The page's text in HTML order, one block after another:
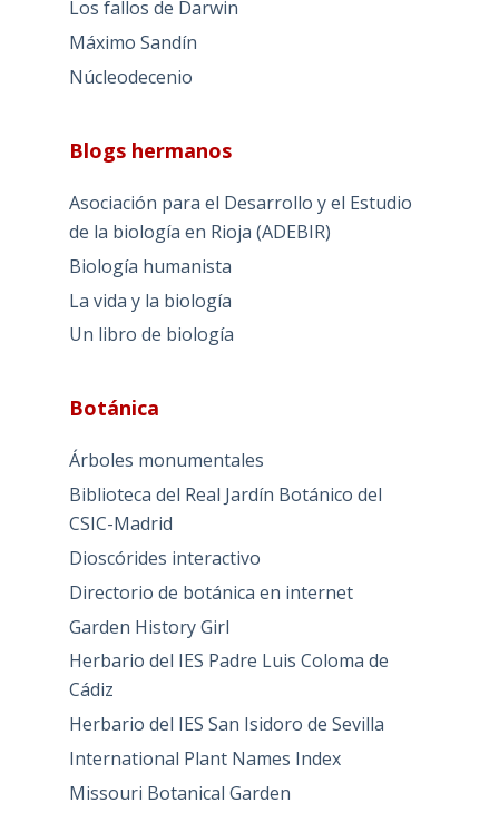
Los fallos de Darwin
Máximo Sandín
Núcleodecenio
Blogs hermanos
Asociación para el Desarrollo y el Estudio
de la biología en Rioja (ADEBIR)
Biología humanista
La vida y la biología
Un libro de biología
Botánica
Árboles monumentales
Biblioteca del Real Jardín Botánico del
CSIC-Madrid
Dioscórides interactivo
Directorio de botánica en internet
Garden History Girl
Herbario del IES Padre Luis Coloma de
Cádiz
Herbario del IES San Isidoro de Sevilla
International Plant Names Index
Missouri Botanical Garden